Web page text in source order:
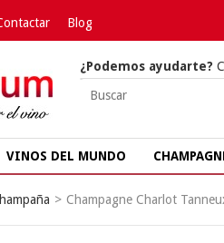
Blog
¿Podemos ayudarte?
VINOS DEL MUNDO
> Champagne Charlot